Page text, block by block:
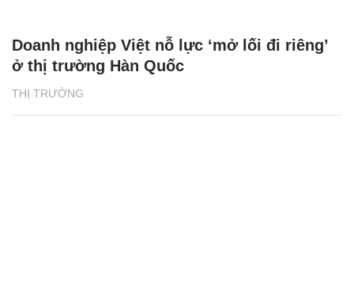
THỊ TRƯỜNG
Doanh nghiệp Việt nỗ lực ‘mở lối đi riêng’
ở thị trường Hàn Quốc